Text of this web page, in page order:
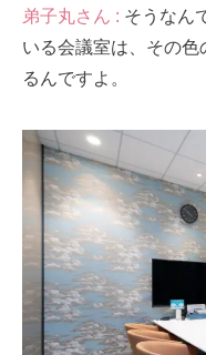
弟子丸さん : そうなん
いる会議室は、その
るんですよ。